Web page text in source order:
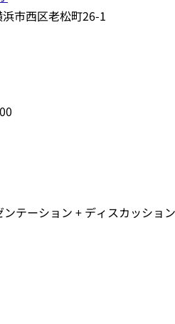
市西区老松町26-1
テーション + ディスカッション